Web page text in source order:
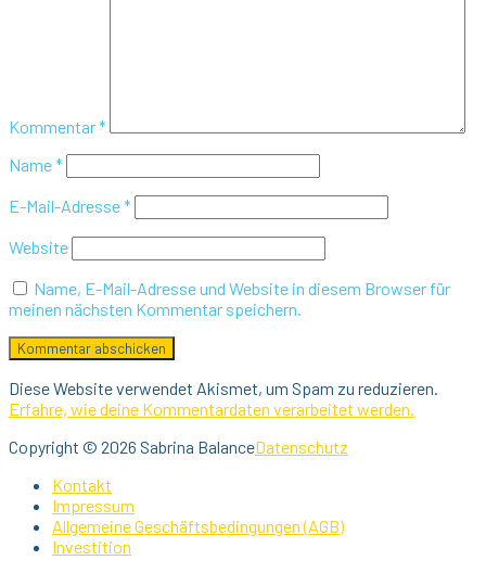
Kommentar*
Name*
E-Mail-Adresse*
Website
Name, E-Mail-Adresse und Website in diesem Browser für
meinen nächsten Kommentar speichern.
Diese Website verwendet Akismet, um Spam zu reduzieren.
Erfahre, wie deine Kommentardaten verarbeitet werden.
Copyright © 2026 Sabrina BalanceDatenschutz
Kontakt
Impressum
Allgemeine Geschäftsbedingungen (AGB)
Investition